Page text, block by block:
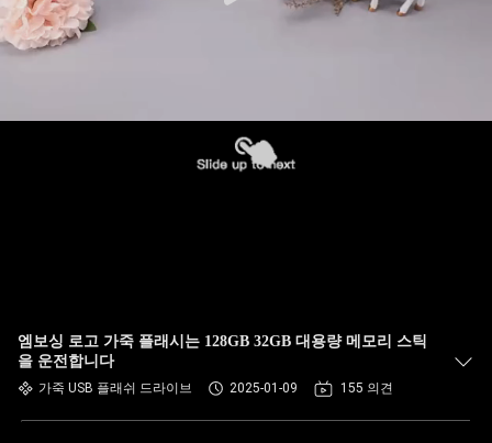
엠보싱 로고 가죽 플래시는 128GB 32GB 대용량 메모리 스틱
을 운전합니다
가죽 USB 플래쉬 드라이브 2025-01-09 155 의견